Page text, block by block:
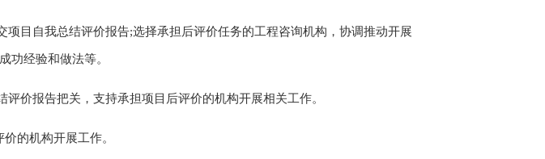
项目自我总结评价报告;选择承担后评价任务的工程咨询机构，协调推动开展
功经验和做法等。
评价报告把关 ，支持承担项目后评价的机构开展相关工作。
价的机构开展工作。